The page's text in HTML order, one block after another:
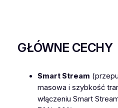
tGŁÓWNE CECHY
Smart Stream
masowa i szybkość
włączeniu Smart